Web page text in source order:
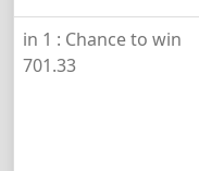
Chance to win :
1 in
701.33